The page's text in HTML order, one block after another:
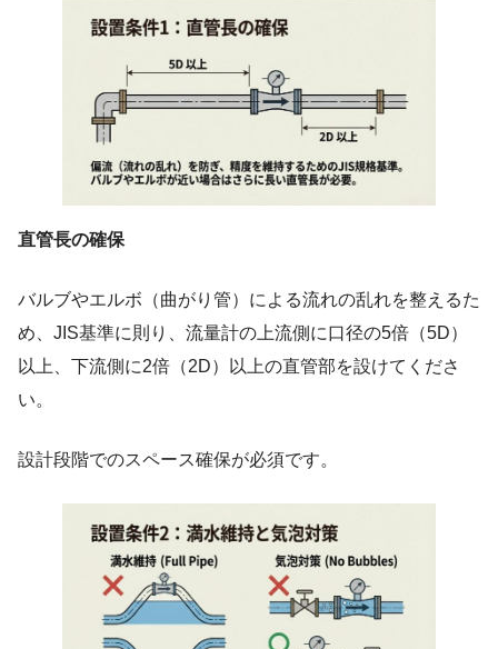
直管長の確保
バルブやエルボ（曲がり管）による流れの乱れを整えるた
め、JIS基準に則り、流量計の上流側に口径の5倍（5D）
以上、下流側に2倍（2D）以上の直管部を設けてくださ
い。
設計段階でのスペース確保が必須です。